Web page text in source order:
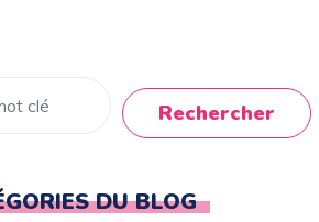
Rechercher
DU BLOG